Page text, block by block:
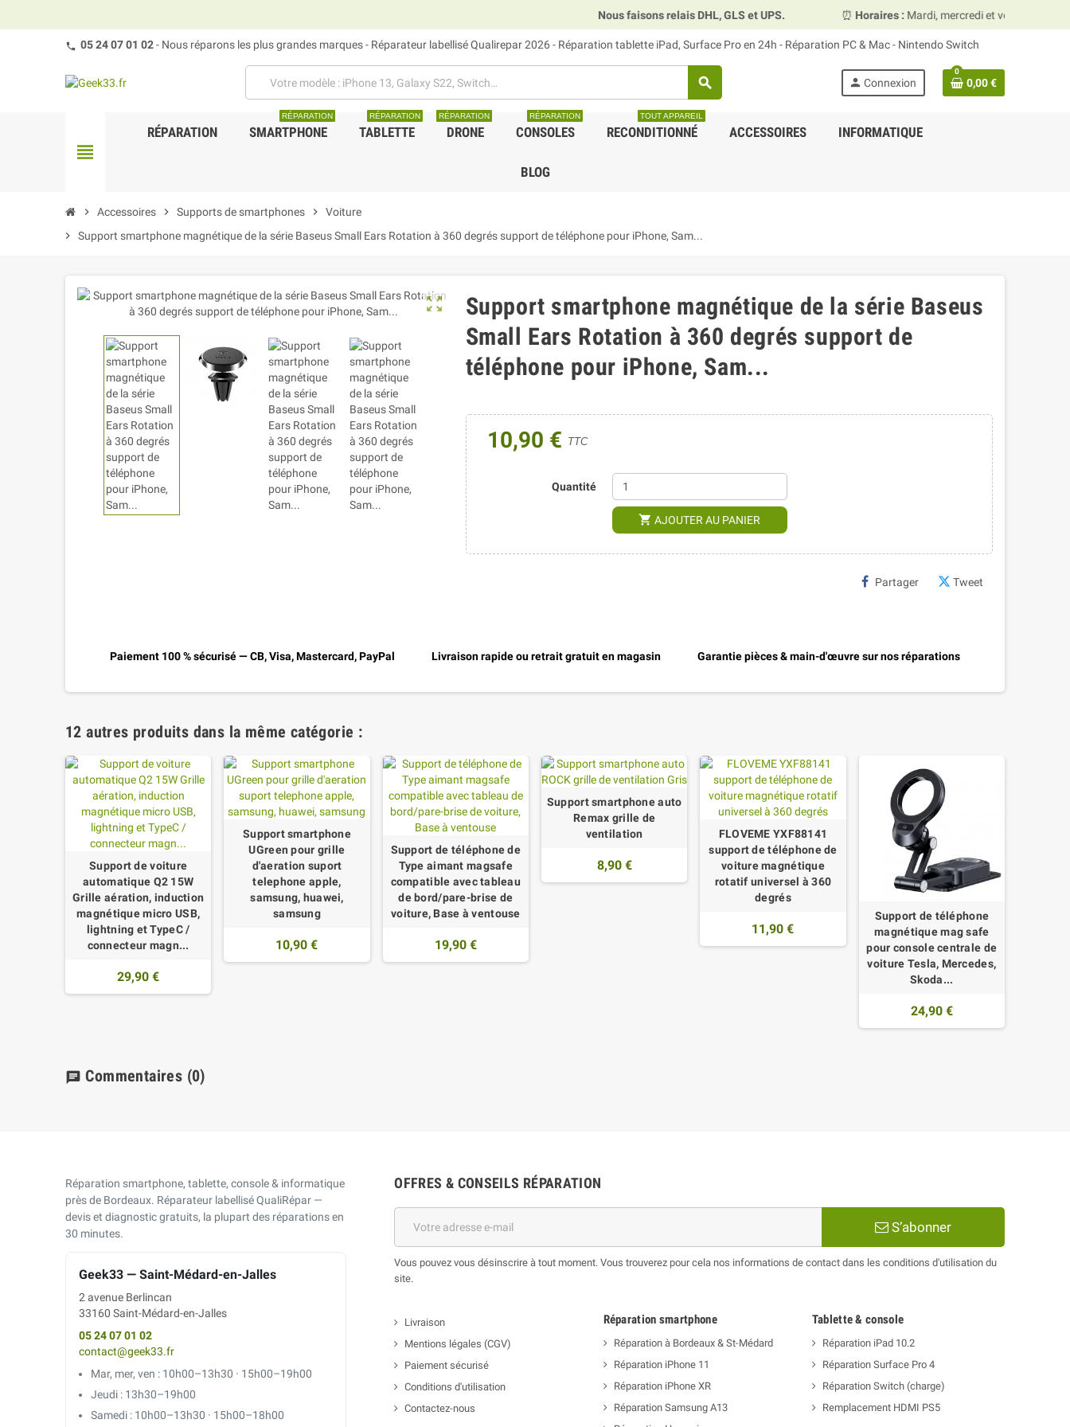
Nous faisons relais DHL, GLS et UPS. Horaires :Mardi, mercredi et vendredi
05 24 07 01 02- Nous réparons les plus grandes marques - Réparateur labellisé Qualirepar 2026 - Réparation tablette iPad, Surface Pro en 24h - Réparation PC & Mac - Nintendo Switch
search person Connexion
0
0,00 €
view_headline
RÉPARATION SMARTPHONE
RÉPARATION
TABLETTE
RÉPARATION
DRONE
RÉPARATION
CONSOLES
RÉPARATION
RECONDITIONNÉ
TOUT APPAREIL
ACCESSOIRES INFORMATIQUE
BLOG
chevron_right Accessoires chevron_right Supports de smartphones chevron_right
Voiture
chevron_right
Support smartphone magnétique de la série Baseus Small Ears Rotation à 360 degrés support de téléphone pour iPhone, Sam...
zoom_out_map
Support smartphone magnétique de la série Baseus
Small Ears Rotation à 360 degrés support de
téléphone pour iPhone, Sam...
10,90 € TTC
Quantité
shopping_cart AJOUTER AU PANIER
Partager Tweet
Paiement 100 % sécurisé — CB, Visa, Mastercard, PayPal Livraison rapide ou retrait gratuit en magasin Garantie pièces & main-d'œuvre sur nos réparations
12 autres produits dans la même catégorie :
Support de voiture
automatique Q2 15W
Grille aération, induction
magnétique micro USB,
lightning et TypeC /
connecteur magn...
29,90 €
Support smartphone
UGreen pour grille
d'aeration suport
telephone apple,
samsung, huawei,
samsung
10,90 €
Support de téléphone de
Type aimant magsafe
compatible avec tableau
de bord/pare-brise de
voiture, Base à ventouse
19,90 €
Support smartphone auto
Remax grille de
ventilation
8,90 €
FLOVEME YXF88141
support de téléphone de
voiture magnétique
rotatif universel à 360
degrés
11,90 €
Support de téléphone
magnétique mag safe
pour console centrale de
voiture Tesla, Mercedes,
Skoda...
24,90 €
chat Commentaires (0)
Réparation smartphone, tablette, console & informatique
près de Bordeaux. Réparateur labellisé QualiRépar —
devis et diagnostic gratuits, la plupart des réparations en
30 minutes.
Geek33 — Saint-Médard-en-Jalles
2 avenue Berlincan
33160 Saint-Médard-en-Jalles
05 24 07 01 02
contact@geek33.fr
Mar, mer, ven : 10h00–13h30 · 15h00–19h00
Jeudi : 13h30–19h00
Samedi : 10h00–13h30 · 15h00–18h00
OFFRES & CONSEILS RÉPARATION
S’abonner
Vous pouvez vous désinscrire à tout moment. Vous trouverez pour cela nos informations de contact dans les conditions d'utilisation du
site.
Livraison
Mentions légales (CGV)
Paiement sécurisé
Conditions d'utilisation
Contactez-nous
Réparation smartphone
Réparation à Bordeaux & St-Médard
Réparation iPhone 11
Réparation iPhone XR
Réparation Samsung A13
Tablette & console
Réparation iPad 10.2
Réparation Surface Pro 4
Réparation Switch (charge)
Remplacement HDMI PS5